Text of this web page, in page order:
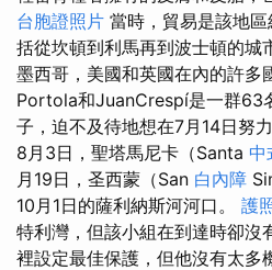
台胞證照片 當時，貿易是該地
括從坎頓到利馬再到波士頓的城
墨西哥，美國和英國在內的許多
Portola和JuanCrespí是一群63
子，迫不及待地想在7月14日努
8月3日，聖塔馬尼卡（Santa 中
月19日，圣西蒙（San 白內障
10月1日的薩利納斯河河口。 護
特利灣，但該小組在到達時卻沒
裡設定最佳保護，但他沒有太多